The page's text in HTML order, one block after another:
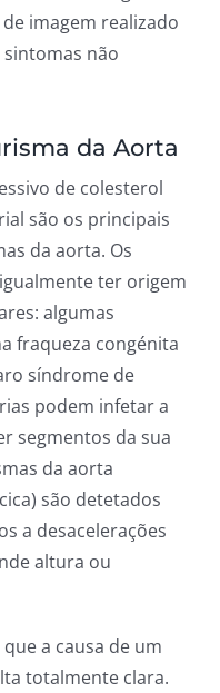
imagem realizado
não
da Aorta
de colesterol
são os principais
da aorta. Os
ter origem
algumas
fraqueza congénita
síndrome de
podem infetar a
segmentos da sua
da aorta
são detetados
a desacelerações
altura ou
a causa de um
totalmente clara.